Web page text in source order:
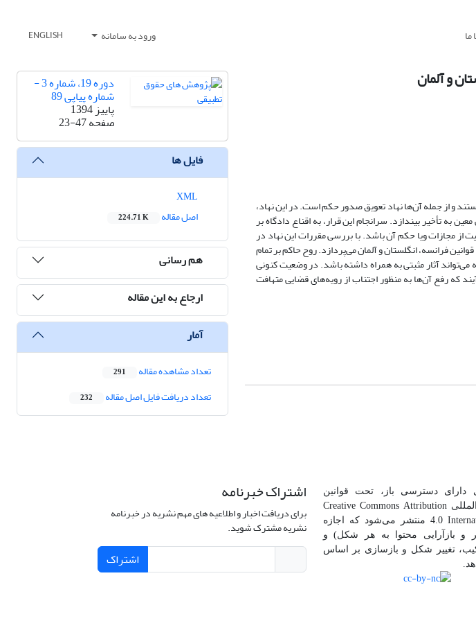
ورود به سامانه ENGLISH
و آلمان
و از جمله آن‌ها نهاد تعویق صدور حکم است. در این نهاد،
تأخیر بیندازد. سرانجام این قرار، به اقناع دادگاه بر
از مجازات ویا حکم آن باشد. با بررسی مقررات این نهاد در
فرانسه، انگلستان و آلمان می‌پردازد. روح حاکم بر تمام
آثار مثبتی به همراه داشته باشد. در وضعیت کنونی
که رفع آ‌ن‌ها به منظور اجتناب از رویه‌های قضایی متهافت
دوره 19، شماره 3 -
شماره پیاپی 89
پاییز 1394
صفحه23-47
فایل ها
اصل مقاله
224.71 K
هم رسانی
ارجاع به این مقاله
آمار
تعداد مشاهده مقاله 291
تعداد دریافت فایل اصل مقاله 232
دارای دسترسی باز، تحت قوانین
گواهینامه بین‌المللی Creative Commons Attribution
4.0 International License منتشر می‌شود که اجازه
و بازآرایی محتوا به هر شکل) و
تغییر شکل و بازسازی بر اساس
اشتراک خبرنامه
برای دریافت اخبار و اطلاعیه های مهم نشریه در خبرنامه
نشریه مشترک شوید.
اشتراک